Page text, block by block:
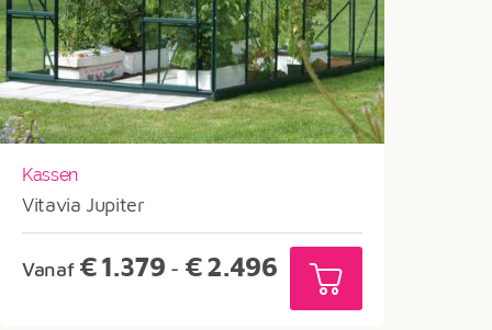
Kassen
Vitavia Jupiter
Vanaf €1.379 - €2.496 Prijsklasse:
€1.379